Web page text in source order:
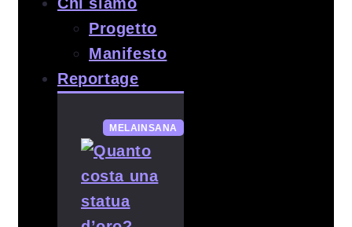
Progetto
Manifesto
Reportage
MELAINSANA